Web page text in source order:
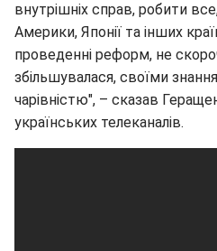
внутрішніх справ, робити
Америки, Японії та інших
проведенні реформ, не
збільшувалася, своїми
чарівністю", – сказав
українських телеканалів.